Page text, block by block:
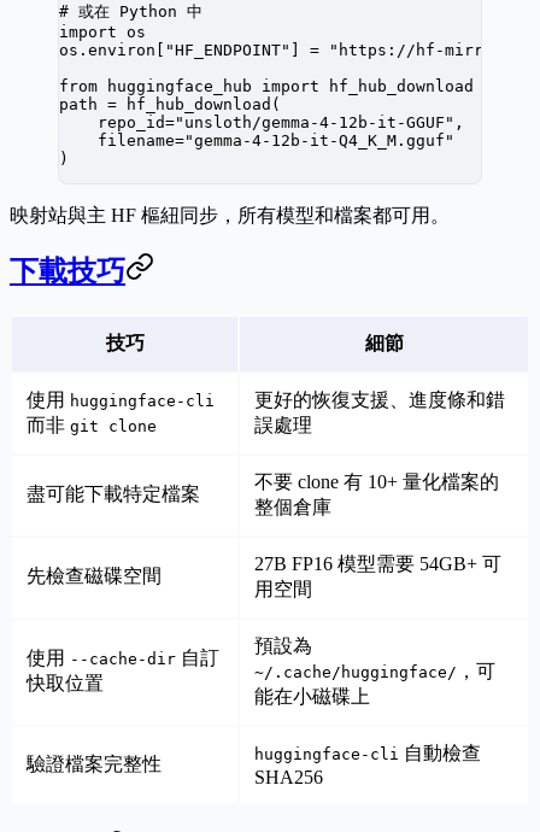
# 或在 Python 中
import os
os.environ[ "HF_ENDPOINT" ] = "https://hf-
from huggingface_hub import hf_hub_download
path = hf_hub_download (
    repo_id
="unsloth/gemma-4-12b-it-GGUF",
    filename
="gemma-4-12b-it-Q4_K_M.gguf"
)
映射站與主 HF 樞紐同步，所有模型和檔案都可用。
下載技巧
技巧 細節
使用 huggingface-cli
而非 git clone
更好的恢復支援、進度條和錯
誤處理
盡可能下載特定檔案
不要 clone 有 10+ 量化檔案的
整個倉庫
先檢查磁碟空間
27B FP16 模型需要 54GB+ 可
用空間
使用 --cache-dir 自訂
快取位置
預設為
~/.cache/huggingface/ ，可
能在小磁碟上
驗證檔案完整性 huggingface-cli 自動檢查
SHA256